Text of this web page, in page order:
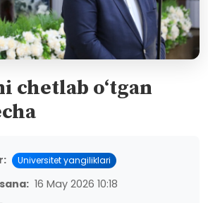
chetlab o‘tgan
Universitet yangiliklari
16 May 2026 10:18